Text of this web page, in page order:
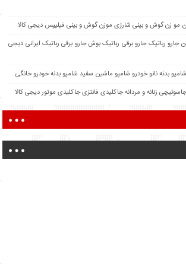
مو زن گوش و بینی شارژی موزن گوش و بینی فیلیپس دیجی کالا
جارو رباتیک جارو برقی رباتیک بوش جارو برقی رباتیک ایرانی دیجی
بدنه نانو خودرو شامپو ماشین سفید شامپو بدنه خودرو خانگی
زنانه و مردانه جاکلیدی فانتزی جاکلیدی موتور دیجی کالا